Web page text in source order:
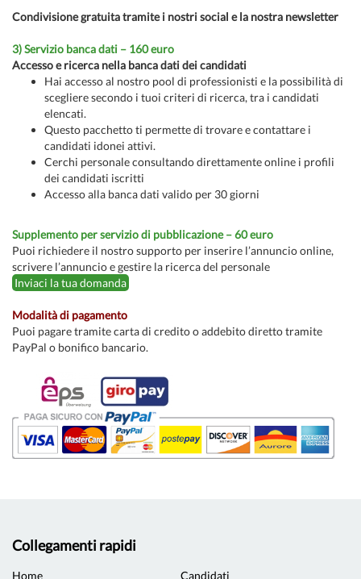
Condivisione gratuita tramite i nostri social e la nostra newsletter
3) Servizio banca dati – 160 euro
Accesso e ricerca nella banca dati dei candidati
Hai accesso al nostro pool di professionisti e la possibilità di
scegliere secondo i tuoi criteri di ricerca, tra i candidati
elencati.
Questo pacchetto ti permette di trovare e contattare i
candidati idonei attivi.
Cerchi personale consultando direttamente online i profili
dei candidati iscritti
Accesso alla banca dati valido per 30 giorni
Supplemento per servizio di pubblicazione – 60 euro
Puoi richiedere il nostro supporto per inserire l’annuncio online,
scrivere l’annuncio e gestire la ricerca del personale
Inviaci la tua domanda
Modalità di pagamento
Puoi pagare tramite carta di credito o addebito diretto tramite
PayPal o bonifico bancario.
Collegamenti rapidi
Home Candidati